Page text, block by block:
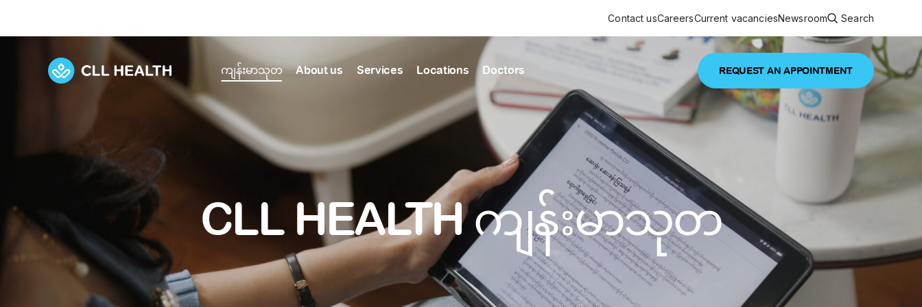
ကျန်းမာသုတ
View all health articles
Emergencies
Diseases and Conditions
Symptoms
Tests and Procedures
Find Health articles by first letter
A B G H I J
Q R S
X Y Z
Or search by keyword
ALL ARTICLES
Featured article
About us
About us
Discover our commitment to transforming healthcare
Our history
Careers
News & Announcements
Services
Explore Services
Comprehensive care for your health and well-being
Primary care Developmental screening
Immunisation Diagnostics
Digestive care Fertility care
Our featured services
Trusted care for every stage of life
Primary care
Comprehensive and continuing health care from prenatal
to elderly stages, coordinating with specialists as
needed
Locations
Our Facilities
Comprehensive care for your health and well-being
Our polyclinics
Quality primary and specialty care near you
Our clinics
Diagnostics and treatment in one place
Our clinics
Dedicated to providing comprehensive interdisciplinary
healthcare services
Shin Saw Pu Clinic
A Top-Tier Primary Care Facility Inaugurated in Yangon for
Local and Expatriate Families
Doctors REQUEST AN APPOINTMENT
Contact usCareersCurrent vacanciesNewsroom Search
CLL HEALTH ကျန်းမာသုတ